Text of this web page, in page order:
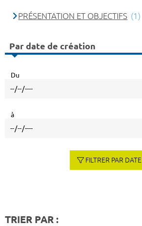
PRÉSENTATION ET OBJECTIFS (1)
Par date de création
Du
à
FILTRER PAR DATE
TRIER PAR :